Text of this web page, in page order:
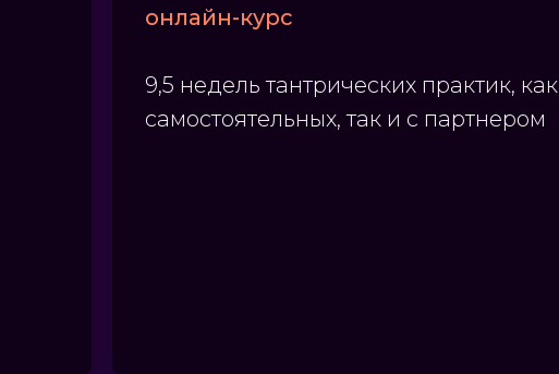
онлайн-курс
9,5 недель тантрических практик, как
самостоятельных, так и с партнером